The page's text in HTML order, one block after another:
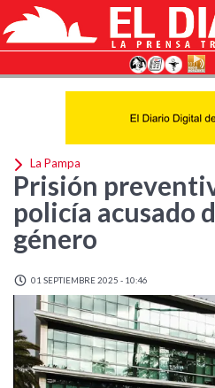
La Pampa
Prisión
policía acusado
género
01 SEPTIEMBRE 2025 - 10:46